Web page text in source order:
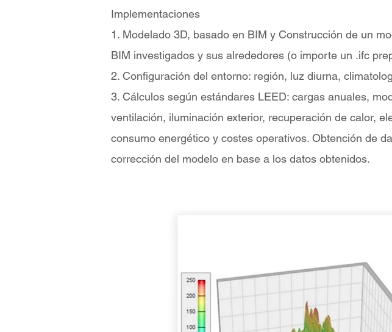
Implementaciones
1. Modelado 3D, basado en BIM y Construcción de un
BIM investigados y sus alrededores (o importe un .ifc
2. Configuración del entorno: región, luz diurna,
3. Cálculos según estándares LEED: cargas anuales,
ventilación, iluminación exterior, recuperación de calor,
consumo energético y costes operativos. Obtención de
corrección del modelo en base a los datos obtenidos.